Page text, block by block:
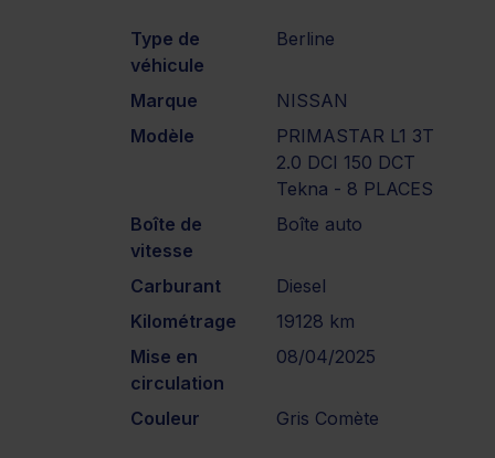
Type de
véhicule
Berline
Marque
NISSAN
Modèle
PRIMASTAR L1 3T
2.0 DCI 150 DCT
Tekna - 8 PLACES
Boîte de
vitesse
Boîte auto
Carburant
Diesel
Kilométrage
19128 km
Mise en
circulation
08/04/2025
Couleur Gris Comète